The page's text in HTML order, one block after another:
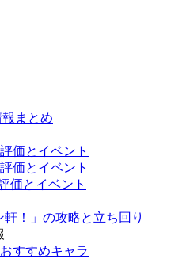
報まとめ
価とイベント
価とイベント
価とイベント
軒！」の攻略と立ち回り
すすめキャラ